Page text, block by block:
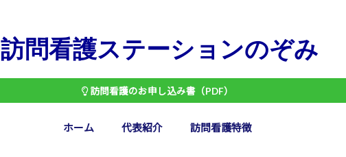
訪問看護ステーションのぞみ
訪問看護のお申し込み書（PDF）
ホーム 代表紹介 訪問看護特徴